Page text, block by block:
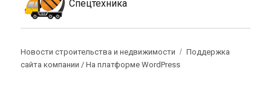
Спецтехника
Новости строительства и недвижимости
Поддержка
сайта компании /На платформе WordPress